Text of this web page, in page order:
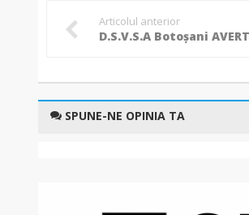
Articolul anterior
SPUNE-NE OPINIA TA